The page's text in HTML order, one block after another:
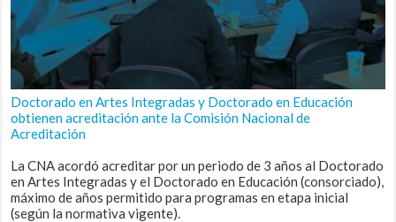
Doctorado en Artes Integradas y Doctorado en Educación
obtienen acreditación ante la Comisión Nacional de
Acreditación
La CNA acordó acreditar por un periodo de 3 años al Doctorado
en Artes Integradas y el Doctorado en Educación (consorciado),
máximo de años permitido para programas en etapa inicial
(según la normativa vigente).